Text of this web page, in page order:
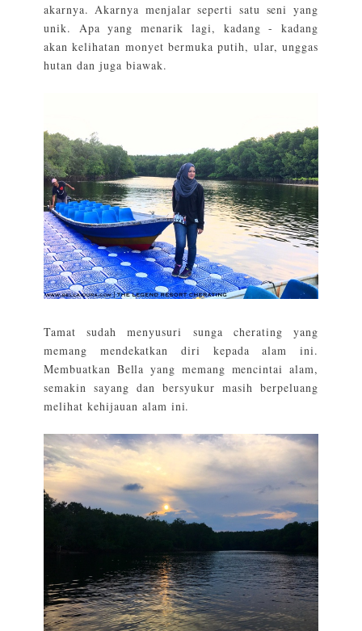
akarnya. Akarnya menjalar seperti satu seni yang
unik. Apa yang menarik lagi, kadang - kadang
akan kelihatan monyet bermuka putih, ular, unggas
hutan dan juga biawak.
Tamat sudah menyusuri sunga cherating yang
memang mendekatkan diri kepada alam ini.
Membuatkan Bella yang memang mencintai alam,
semakin sayang dan bersyukur masih berpeluang
melihat kehijauan alam ini.